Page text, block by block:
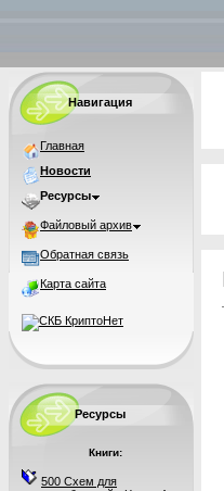
Навигация
Главная
Новости
Ресурсы
Файловый архив
Обратная связь
Карта сайта
Ресурсы
Книги:
500 Схем для